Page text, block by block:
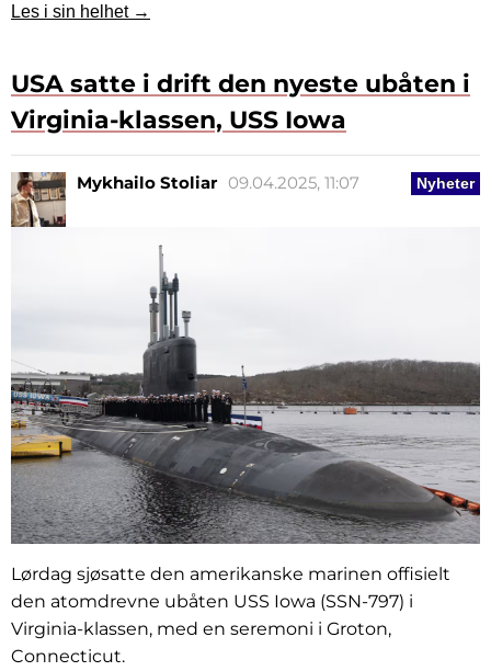
Les i sin helhet →
USA satte i drift den nyeste ubåten i
Virginia-klassen, USS Iowa
Nyheter
Mykhailo Stoliar 09.04.2025, 11:07
Lørdag sjøsatte den amerikanske marinen offisielt
den atomdrevne ubåten USS Iowa (SSN-797) i
Virginia-klassen, med en seremoni i Groton,
Connecticut.